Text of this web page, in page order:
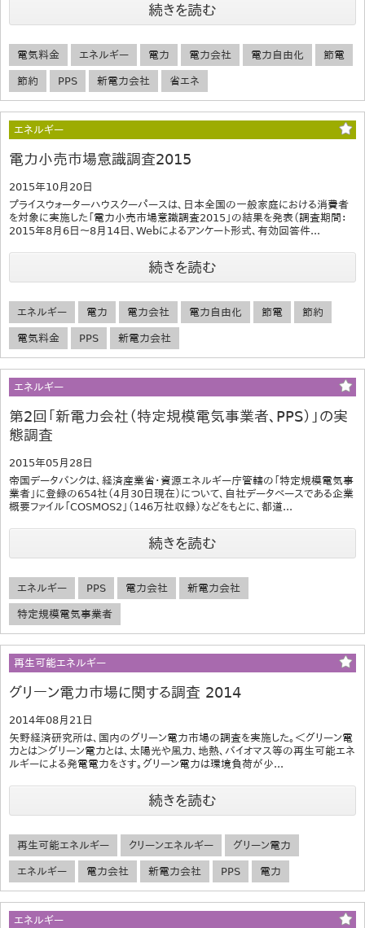
続きを読む
電気料金 エネルギー 電力 電力会社 電力自由化 節電
節約 PPS 新電力会社 省エネ
エネルギー
電力小売市場意識調査2015
2015年10月20日
プライスウォーターハウスクーパースは、日本全国の一般家庭における消費者
を対象に実施した「電力小売市場意識調査2015」の結果を発表（調査期間：
2015年8月6日～8月14日、Webによるアンケート形式、有効回答件...
続きを読む
エネルギー 電力 電力会社 電力自由化 節電 節約
電気料金 PPS 新電力会社
エネルギー
第2回「新電力会社（特定規模電気事業者、PPS）」の実
態調査
2015年05月28日
帝国データバンクは、経済産業省・資源エネルギー庁管轄の「特定規模電気事
業者」に登録の654社（4月30日現在）について、自社データベースである企業
概要ファイル「COSMOS2」（146万社収録）などをもとに、都道...
続きを読む
エネルギー PPS 電力会社 新電力会社
特定規模電気事業者
再生可能エネルギー
グリーン電力市場に関する調査 2014
2014年08月21日
矢野経済研究所は、国内のグリーン電力市場の調査を実施した。＜グリーン電
力とは＞グリーン電力とは、太陽光や風力、地熱、バイオマス等の再生可能エネ
ルギーによる発電電力をさす。グリーン電力は環境負荷が少...
続きを読む
再生可能エネルギー クリーンエネルギー グリーン電力
エネルギー 電力会社 新電力会社 PPS 電力
エネルギー